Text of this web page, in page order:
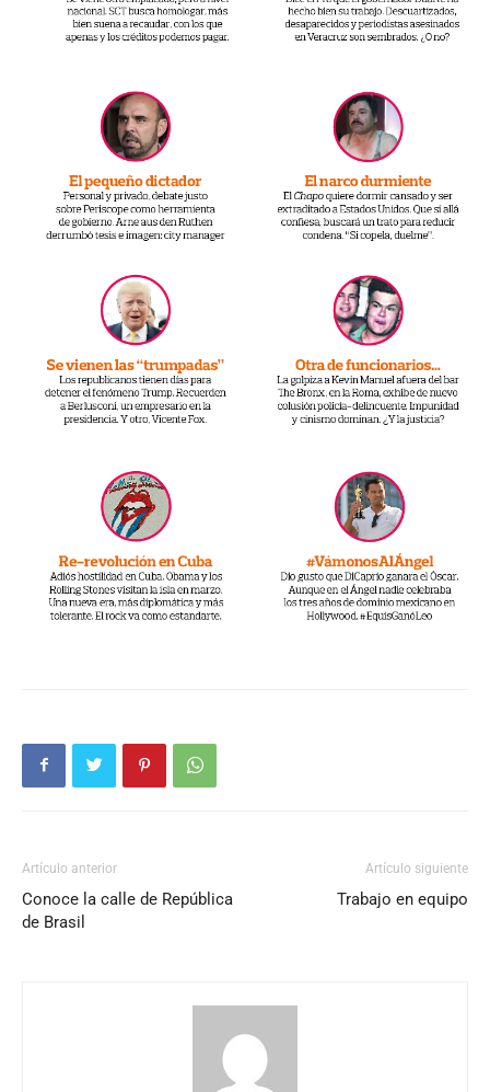
Artículo anterior
Conoce la calle de República
de Brasil
Artículo siguiente
Trabajo en equipo